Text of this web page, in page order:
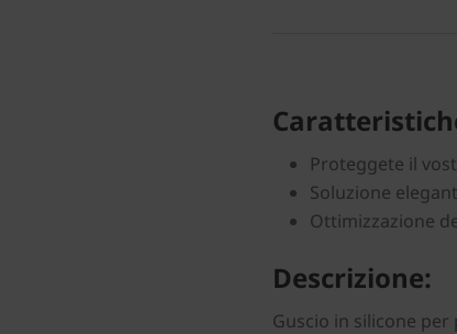
Proteggete il
Soluzione
Ottimizzazione
Descrizione:
Guscio in silicone